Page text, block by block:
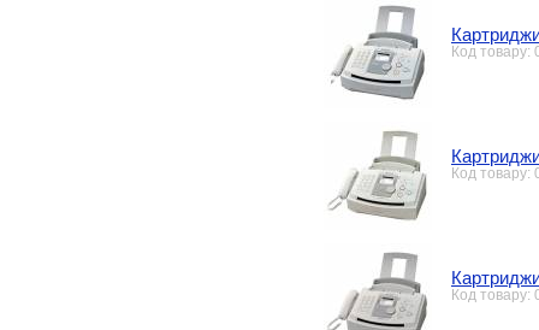
Код товару:
Код товару:
Код товару: